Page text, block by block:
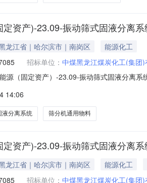
资产)-23.09-振动筛式固液分离
龙江省｜哈尔滨市｜南岗区
能源化工
招标单位： 中煤黑龙江煤炭化工(集团
源（固定资产）-23.09-振动筛式固液分离
平台（）后，进行在线报名、报价；（2）
开始
14:06
液分离系统 筛分机通用物料
资产)-23.09-振动筛式固液分离
龙江省｜哈尔滨市｜南岗区
能源化工
招标单位： 中煤黑龙江煤炭化工(集团